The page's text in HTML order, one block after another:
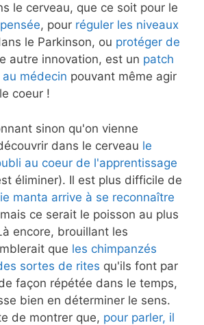
le cerveau, que ce soit pour le
, pour réguler les niveaux
le Parkinson, ou protéger de
autre innovation, est un patch
médecin pouvant même agir
coeur !
sinon qu'on vienne
dans le cerveau le
au coeur de l'apprentissage
éliminer). Il est plus difficile de
manta arrive à se reconnaître
mais ce serait le poisson au plus
encore, brouillant les
que les chimpanzés
sortes de rites qu'ils font par
façon répétée dans le temps,
bien en déterminer le sens.
de montrer que, pour parler, il